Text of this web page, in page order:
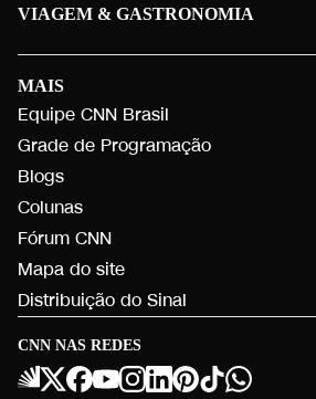
CNN NAS REDES
MAIS
Equipe CNN Brasil
Grade de Programação
Blogs
Colunas
Fórum CNN
Mapa do site
Distribuição do Sinal
VIAGEM & GASTRONOMIA